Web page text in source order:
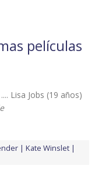
películas
Lisa Jobs (19 años)
Kate Winslet